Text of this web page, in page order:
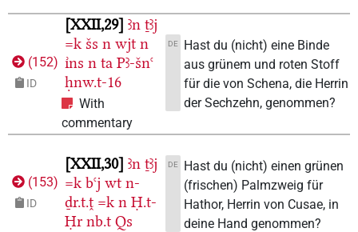
(152)
ID
XXII,29 ꜣn ṯꜣj
=k šs n wjt n
ı͗ns n ta Pꜣ-šnꜥ
ḥnw.t-16
With
commentary
DE
Hast du (nicht) eine Binde
aus grünem und roten Stoff
für die von Schena, die Herrin
der Sechzehn, genommen?
(153)
ID
XXII,30 ꜣn ṯꜣj
=k bꜥj wt n-
ḏr.t.ṱ =k n Ḥ.t-
Ḥr nb.t Qs
DE
Hast du (nicht) einen grünen
(frischen) Palmzweig für
Hathor, Herrin von Cusae, in
deine Hand genommen?